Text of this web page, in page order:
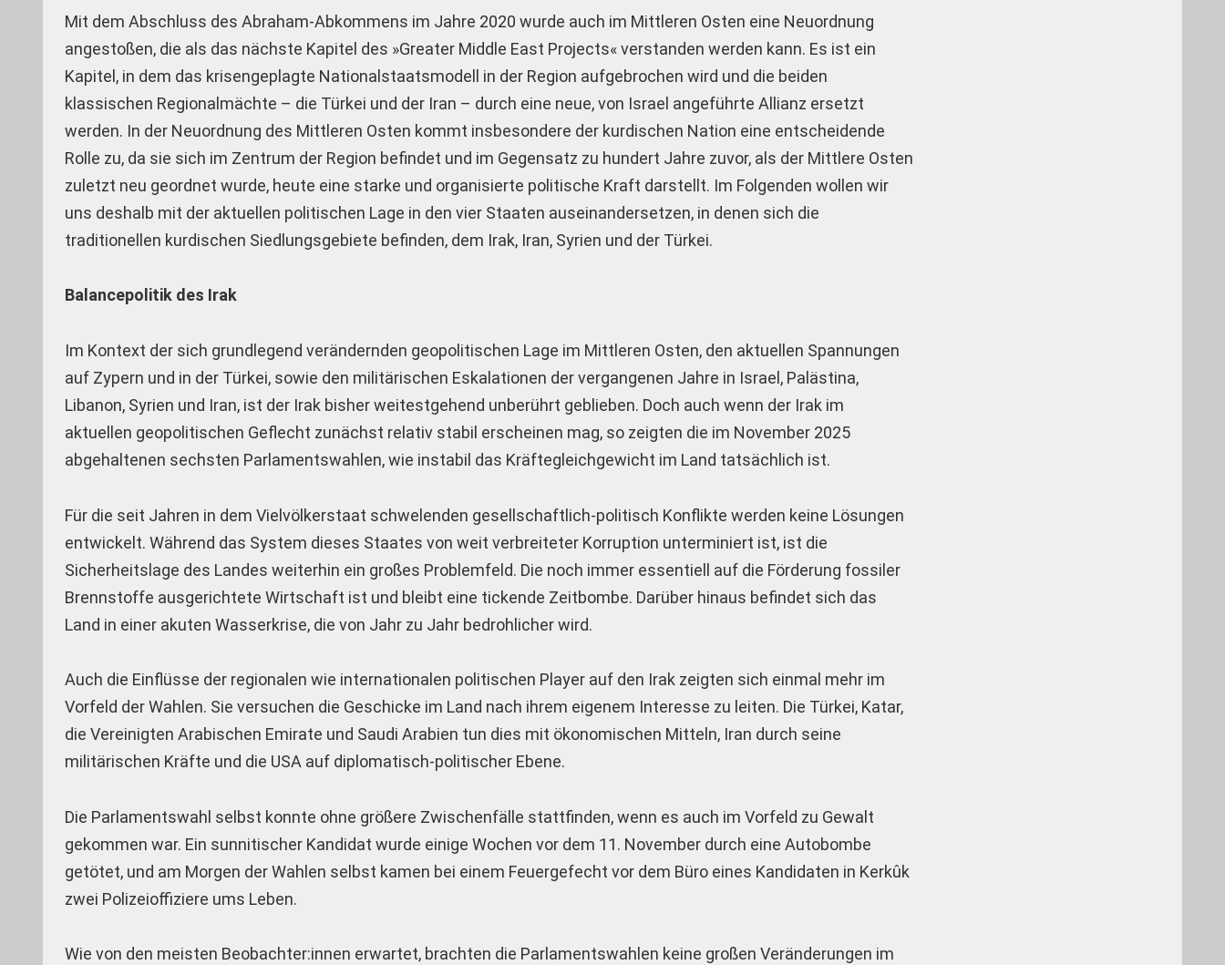
Mit dem Abschluss des Abraham-Abkommens im Jahre 2020 wurde auch im Mittleren Osten eine Neuordnung
angestoßen, die als das nächste Kapitel des »Greater Middle East Projects« verstanden werden kann. Es ist ein
Kapitel, in dem das krisengeplagte Nationalstaatsmodell in der Region aufgebrochen wird und die beiden
klassischen Regionalmächte – die Türkei und der Iran – durch eine neue, von Israel angeführte Allianz ersetzt
werden. In der Neuordnung des Mittleren Osten kommt insbesondere der kurdischen Nation eine entscheidende
Rolle zu, da sie sich im Zentrum der Region befindet und im Gegensatz zu hundert Jahre zuvor, als der Mittlere Osten
zuletzt neu geordnet wurde, heute eine starke und organisierte politische Kraft darstellt. Im Folgenden wollen wir
uns deshalb mit der aktuellen politischen Lage in den vier Staaten auseinandersetzen, in denen sich die
traditionellen kurdischen Siedlungsgebiete befinden, dem Irak, Iran, Syrien und der Türkei.
Balancepolitik des Irak
Im Kontext der sich grundlegend verändernden geopolitischen Lage im Mittleren Osten, den aktuellen Spannungen
auf Zypern und in der Türkei, sowie den militärischen Eskalationen der vergangenen Jahre in Israel, Palästina,
Libanon, Syrien und Iran, ist der Irak bisher weitestgehend unberührt geblieben. Doch auch wenn der Irak im
aktuellen geopolitischen Geflecht zunächst relativ stabil erscheinen mag, so zeigten die im November 2025
abgehaltenen sechsten Parlamentswahlen, wie instabil das Kräftegleichgewicht im Land tatsächlich ist.
Für die seit Jahren in dem Vielvölkerstaat schwelenden gesellschaftlich-politisch Konflikte werden keine Lösungen
entwickelt. Während das System dieses Staates von weit verbreiteter Korruption unterminiert ist, ist die
Sicherheitslage des Landes weiterhin ein großes Problemfeld. Die noch immer essentiell auf die Förderung fossiler
Brennstoffe ausgerichtete Wirtschaft ist und bleibt eine tickende Zeitbombe. Darüber hinaus befindet sich das
Land in einer akuten Wasserkrise, die von Jahr zu Jahr bedrohlicher wird.
Auch die Einflüsse der regionalen wie internationalen politischen Player auf den Irak zeigten sich einmal mehr im
Vorfeld der Wahlen. Sie versuchen die Geschicke im Land nach ihrem eigenem Interesse zu leiten. Die Türkei, Katar,
die Vereinigten Arabischen Emirate und Saudi Arabien tun dies mit ökonomischen Mitteln, Iran durch seine
militärischen Kräfte und die USA auf diplomatisch-politischer Ebene.
Die Parlamentswahl selbst konnte ohne größere Zwischenfälle stattfinden, wenn es auch im Vorfeld zu Gewalt
gekommen war. Ein sunnitischer Kandidat wurde einige Wochen vor dem 11. November durch eine Autobombe
getötet, und am Morgen der Wahlen selbst kamen bei einem Feuergefecht vor dem Büro eines Kandidaten in Kerkûk
zwei Polizeioffiziere ums Leben.
Wie von den meisten Beobachter:innen erwartet, brachten die Parlamentswahlen keine großen Veränderungen im